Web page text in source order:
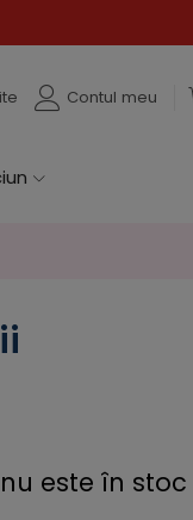
Contul meu
este în stoc